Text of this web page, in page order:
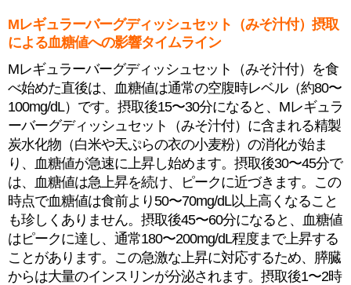
Mレギュラーバーグディッシュセット（みそ汁付）摂取
による血糖値への影響タイムライン
Mレギュラーバーグディッシュセット（みそ汁付）を食
べ始めた直後は、血糖値は通常の空腹時レベル（約80〜
100mg/dL）です。摂取後15〜30分になると、Mレギュラ
ーバーグディッシュセット（みそ汁付）に含まれる精製
炭水化物（白米や天ぷらの衣の小麦粉）の消化が始ま
り、血糖値が急速に上昇し始めます。摂取後30〜45分で
は、血糖値は急上昇を続け、ピークに近づきます。この
時点で血糖値は食前より50〜70mg/dL以上高くなること
も珍しくありません。摂取後45〜60分になると、血糖値
はピークに達し、通常180〜200mg/dL程度まで上昇する
ことがあります。この急激な上昇に対応するため、膵臓
からは大量のインスリンが分泌されます。摂取後1〜2時